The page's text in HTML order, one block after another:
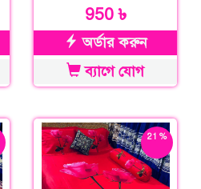
950 ৳
অর্ডার করুন
ব্যাগে যোগ
21 %